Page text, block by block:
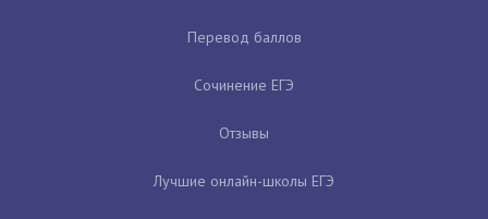
Перевод баллов
Сочинение ЕГЭ
Отзывы
Лучшие онлайн-школы ЕГЭ